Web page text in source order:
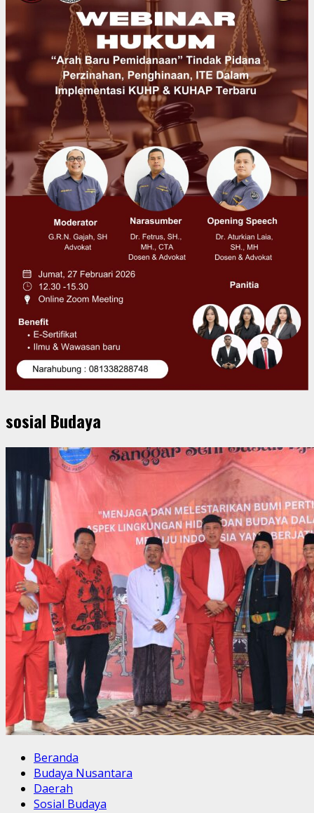
sosial Budaya
Beranda
Budaya Nusantara
Daerah
Sosial Budaya